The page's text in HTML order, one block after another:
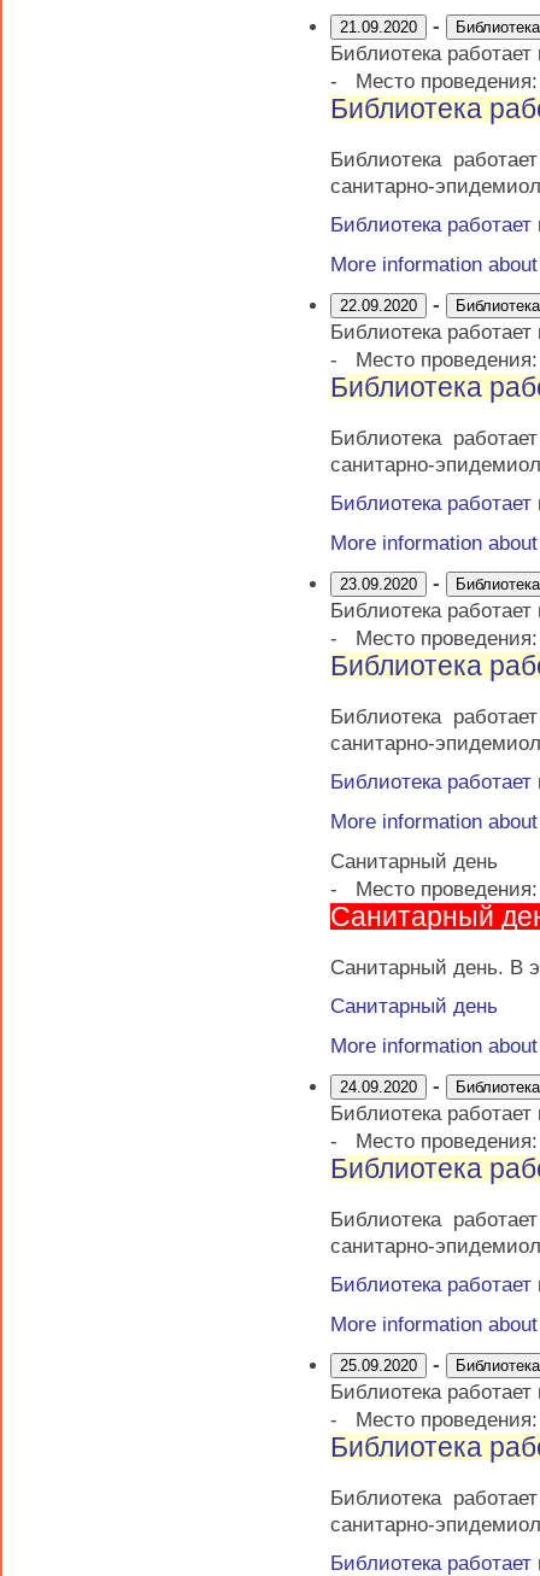
21.09.2020 -
Библиотека
-
Место
Библиотека
Библиотека
санитарно-
Библиотека
More information
22.09.2020 -
Библиотека
-
Место
Библиотека
Библиотека
санитарно-
Библиотека
More information
23.09.2020 -
Библиотека
-
Место
Библиотека
Библиотека
санитарно-
Библиотека
More information
Санитарный день
-
Место проведения:
Санитарный
Санитарный день. В
Санитарный день
More information
24.09.2020 -
Библиотека
-
Место
Библиотека
Библиотека
санитарно-
Библиотека
More information
25.09.2020 -
Библиотека
-
Место
Библиотека
Библиотека
санитарно-
Библиотека